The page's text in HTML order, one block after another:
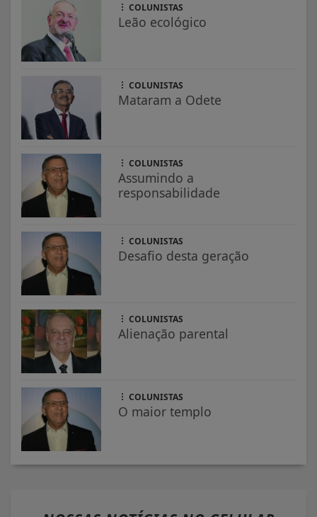
COLUNISTAS
Leão ecológico
COLUNISTAS
Mataram a Odete
COLUNISTAS
Assumindo a
responsabilidade
COLUNISTAS
Desafio desta geração
COLUNISTAS
Alienação parental
COLUNISTAS
O maior templo